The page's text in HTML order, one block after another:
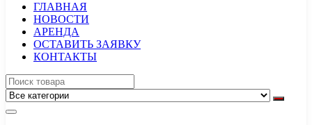
ГЛАВНАЯ
НОВОСТИ
АРЕНДА
ОСТАВИТЬ ЗАЯВКУ
КОНТАКТЫ